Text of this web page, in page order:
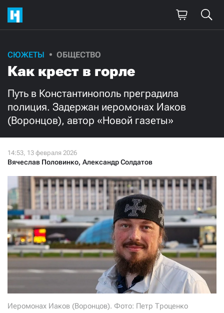
СЮЖЕТЫ ОБЩЕСТВО
Как крест в горле
Путь в Константинополь преградила
полиция. Задержан иеромонах Иаков
(Воронцов), автор «Новой газеты»
Вячеслав Половинко, Александр Солдатов
Иеромонах Иаков (Воронцов). Фото: Петр Троценко
Поддержите
нашу работу!
Ежемесячно Разово
3000 1000
Нажимая кнопку «Стать соучастником»,
я принимаю условия и подтверждаю свое гражданство РФ
СТАТЬ СОУЧАСТНИКОМ
ПОДЕЛИТЬСЯ С ДРУЗЬЯМИ
Если у вас есть вопросы, пишите donate@novayagazeta.ruили
+7 (929) 612-03-68